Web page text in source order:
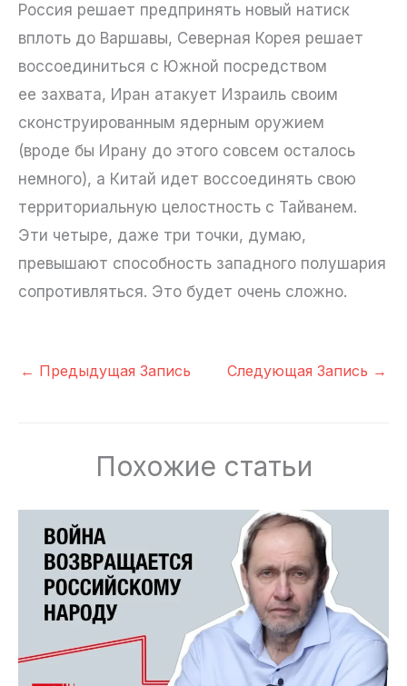
Россия решает предпринять новый натиск
вплоть до Варшавы, Северная Корея решает
воссоединиться с Южной посредством
ее захвата, Иран атакует Израиль своим
сконструированным ядерным оружием
(вроде бы Ирану до этого совсем осталось
немного), а Китай идет воссоединять свою
территориальную целостность с Тайванем.
Эти четыре, даже три точки, думаю,
превышают способность западного полушария
сопротивляться. Это будет очень сложно.
← Предыдущая Запись Следующая Запись →
Похожие статьи